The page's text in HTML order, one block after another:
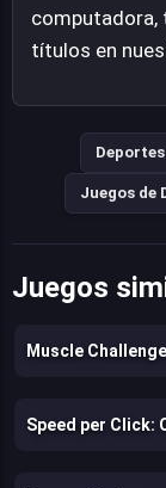
computadora,
títulos en
Deportes
Juegos de
Juegos
Muscle Challenge
Speed per Click: